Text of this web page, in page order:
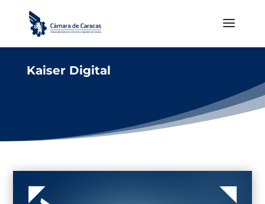
Kaiser Digital